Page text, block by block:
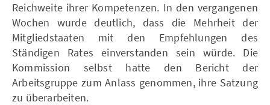
Reichweite ihrer Kompetenzen. In den vergangenen
Wochen wurde deutlich, dass die Mehrheit der
Mitgliedstaaten mit den Empfehlungen des
Ständigen Rates einverstanden sein würde. Die
Kommission selbst hatte den Bericht der
Arbeitsgruppe zum Anlass genommen, ihre Satzung
zu überarbeiten.